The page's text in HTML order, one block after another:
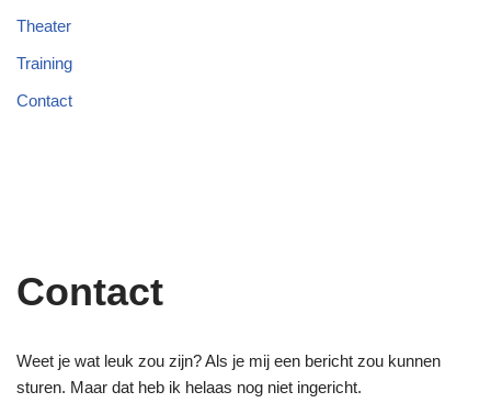
Theater
Training
Contact
Contact
Weet je wat leuk zou zijn? Als je mij een bericht zou kunnen
sturen. Maar dat heb ik helaas nog niet ingericht.